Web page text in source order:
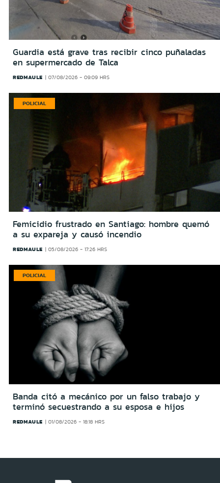
Guardia está grave tras recibir cinco puñaladas
en supermercado de Talca
REDMAULE 07/08/2026 - 09:09 HRS
POLICIAL
Femicidio frustrado en Santiago: hombre quemó
a su expareja y causó incendio
REDMAULE 05/08/2026 - 17:26 HRS
POLICIAL
Banda citó a mecánico por un falso trabajo y
terminó secuestrando a su esposa e hijos
REDMAULE 01/08/2026 - 18:18 HRS